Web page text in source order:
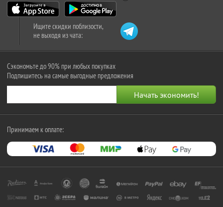
Ищите скидки поблизости,
не выходя из чата:
Сэкономьте до 90% при любых покупках
Подпишитесь на самые выгодные предложения
Принимаем к оплате: